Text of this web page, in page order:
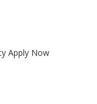
Apply Now